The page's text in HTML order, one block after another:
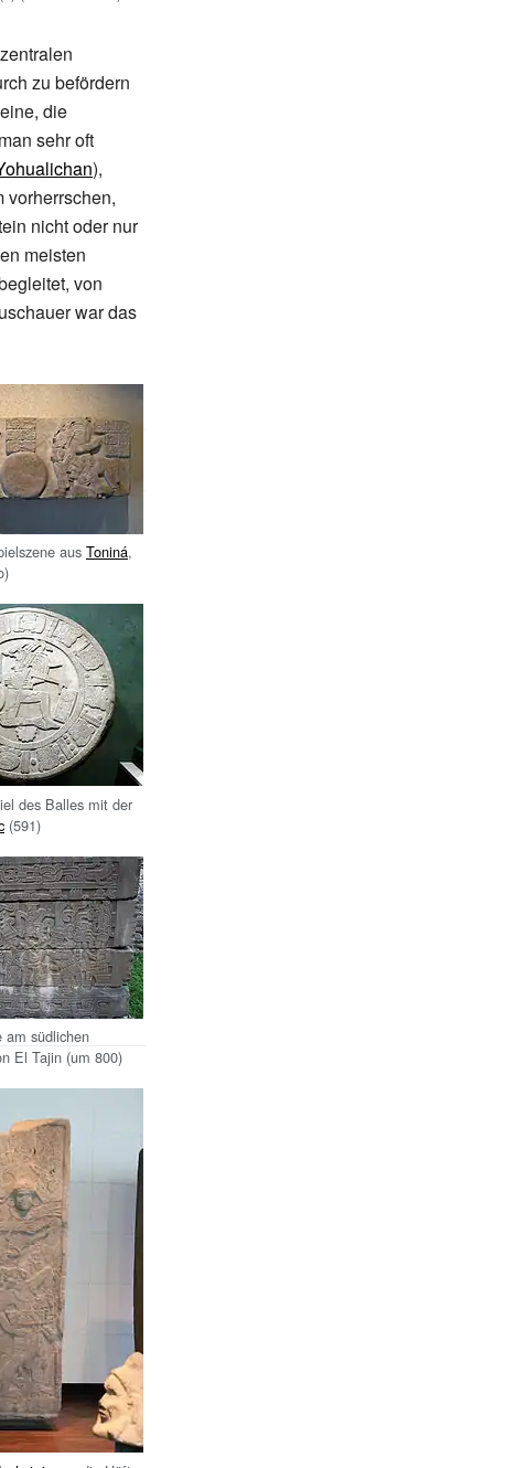
zu befördern
die
sehr oft
),
vorherrschen,
nicht oder nur
meisten
von
war das
aus Toniná,
des Balles mit der
(591)
am südlichen
El Tajin (um 800)